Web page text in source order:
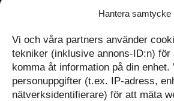
Hantera samtycke
Vi och våra partners använder
tekniker (inklusive annons-ID:n) för
komma åt information på din enhet.
personuppgifter (t.ex. IP-adress,
nätverksidentifierare) för att mäta
Mitt konto
Kassan
Följ
Varukorg